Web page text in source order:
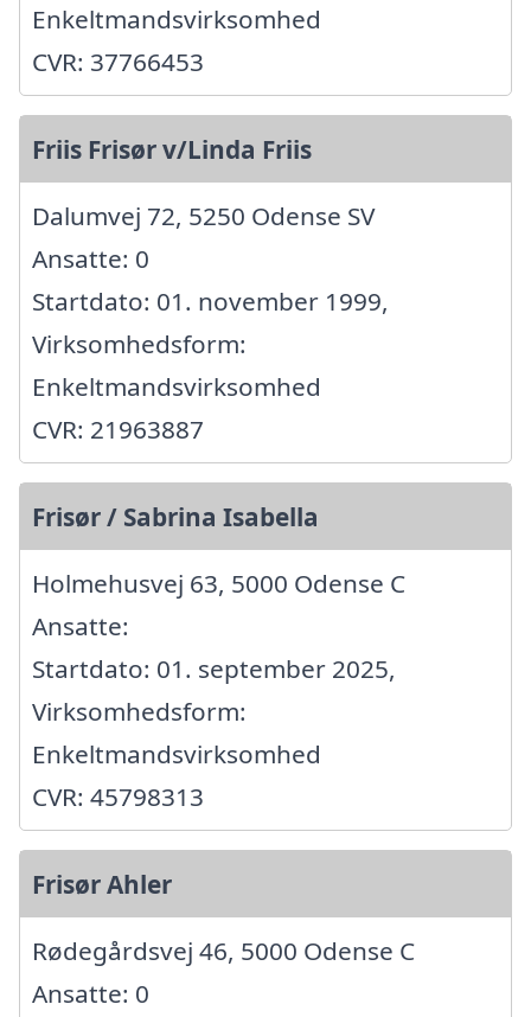
Enkeltmandsvirksomhed
CVR: 37766453
Friis Frisør v/Linda Friis
Dalumvej 72, 5250 Odense SV
Ansatte: 0
Startdato: 01. november 1999,
Virksomhedsform:
Enkeltmandsvirksomhed
CVR: 21963887
Frisør / Sabrina Isabella
Holmehusvej 63, 5000 Odense C
Ansatte:
Startdato: 01. september 2025,
Virksomhedsform:
Enkeltmandsvirksomhed
CVR: 45798313
Frisør Ahler
Rødegårdsvej 46, 5000 Odense C
Ansatte: 0